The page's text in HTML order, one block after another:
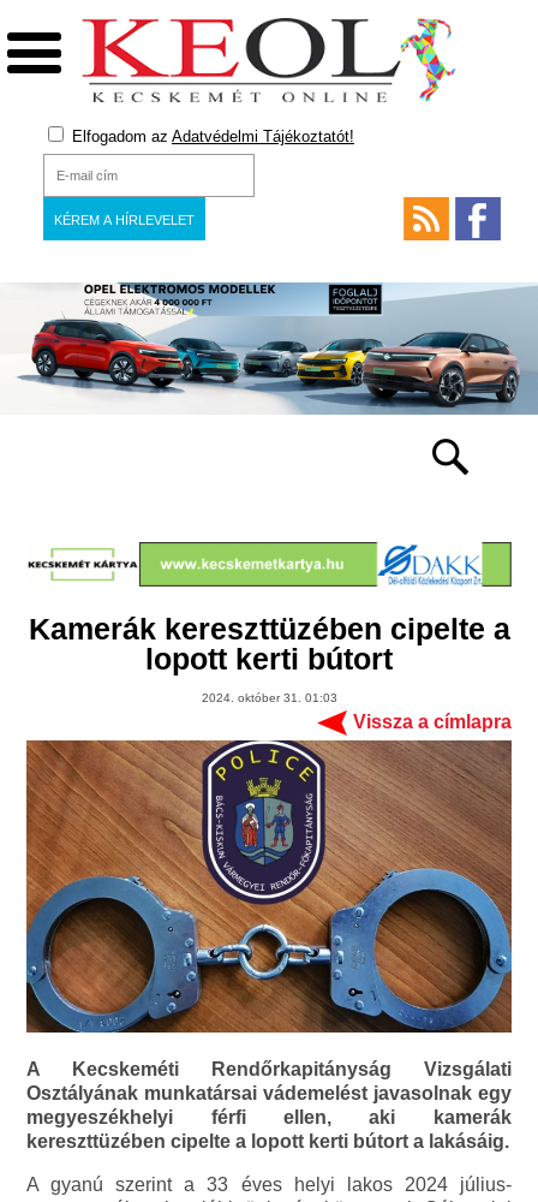
Elfogadom az Adatvédelmi Tájékoztatót!
Kamerák kereszttüzében cipelte a
lopott kerti bútort
2024. október 31. 01:03
Vissza a címlapra
A Kecskeméti Rendőrkapitányság Vizsgálati
Osztályának munkatársai vádemelést javasolnak egy
megyeszékhelyi férfi ellen, aki kamerák
kereszttüzében cipelte a lopott kerti bútort a lakásáig.
A gyanú szerint a 33 éves helyi lakos 2024 július-